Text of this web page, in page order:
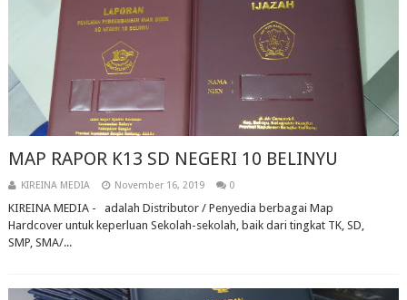
MAP RAPOR K13 SD NEGERI 10 BELINYU
KIREINA MEDIA November 16, 2019 0
KIREINA MEDIA - adalah Distributor / Penyedia berbagai Map
Hardcover untuk keperluan Sekolah-sekolah, baik dari tingkat TK, SD,
SMP, SMA/...